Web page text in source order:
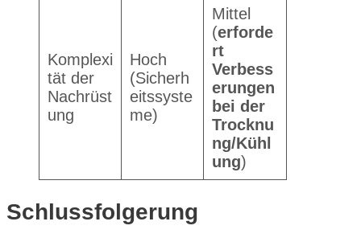
Komplexi
tät der
Nachrüst
ung
Hoch
(Sicherh
eitssyste
me)
Mittel
(erforde
rt
Verbess
erungen
bei der
Trocknu
ng/Kühl
ung)
Schlussfolgerung